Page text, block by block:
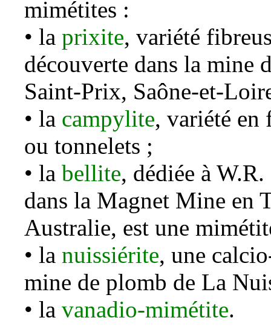
mimétites :
• la prixite, variété
découverte dans la mine
Saint-Prix, Saône-et-
• la campylite, variété en
ou tonnelets ;
• la bellite, dédiée à
dans la Magnet Mine en
Australie, est une
• la nuissiérite, une
mine de plomb de La
• la vanadio-mimétite.